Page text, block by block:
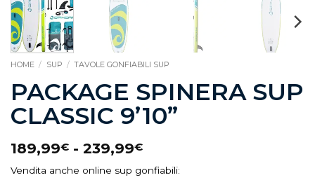
HOME / SUP / TAVOLE GONFIABILI SUP
PACKAGE SPINERA SUP
CLASSIC 9’10”
189,99€ - 239,99€
Vendita anche online sup gonfiabili: